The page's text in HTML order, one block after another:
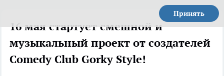
Принять
16 мая стартует смешной и
музыкальный проект от создателей
Comedy Club Gorky Style!